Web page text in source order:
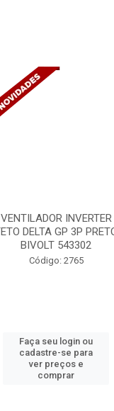
TINTA SPRAY USO GERAL
BR 400ML/240G
MUNDIAL
Código: 5333 B
Faça seu login ou
cadastre-se para
ver preços e
comprar